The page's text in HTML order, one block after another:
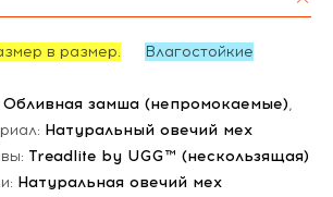
в размер. Влагостойкие
Обливная замша (непромокаемые),
Натуральный овечий мех
Treadlite by UGG™ (нескользящая)
Натуральная овечий мех